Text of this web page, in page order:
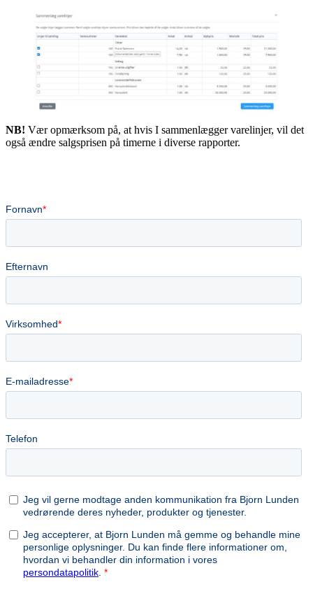
NB! Vær opmærksom på, at hvis I sammenlægger varelinjer, vil det
også ændre salgsprisen på timerne i diverse rapporter.